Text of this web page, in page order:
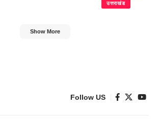
उत्तराखंड
Show More
Follow US